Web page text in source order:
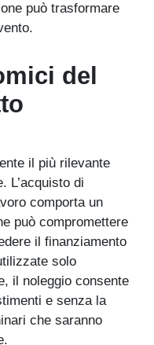
può trasformare
del
il più rilevante
L’acquisto di
comporta un
può compromettere
il finanziamento
solo
il noleggio consente
e senza la
che saranno